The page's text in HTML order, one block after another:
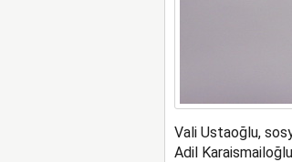
Vali Ustaoğlu,
Adil